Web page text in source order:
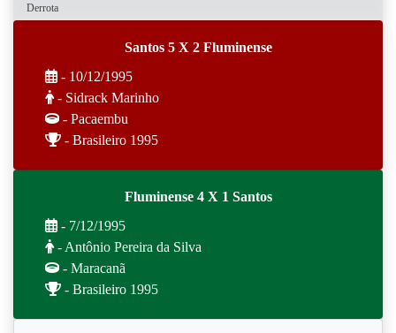
Derrota
Santos 5 X 2 Fluminense
- 10/12/1995
- Sidrack Marinho
- Pacaembu
- Brasileiro 1995
Fluminense 4 X 1 Santos
- 7/12/1995
- Antônio Pereira da Silva
- Maracanã
- Brasileiro 1995